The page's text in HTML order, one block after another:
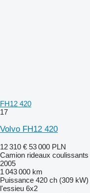
FH12 420
17
Volvo FH12 420
12 310 € 53 000 PLN
Camion rideaux coulissants
2005
1 043 000 km
Puissance 420 ch (309 kW)
l'essieu 6x2